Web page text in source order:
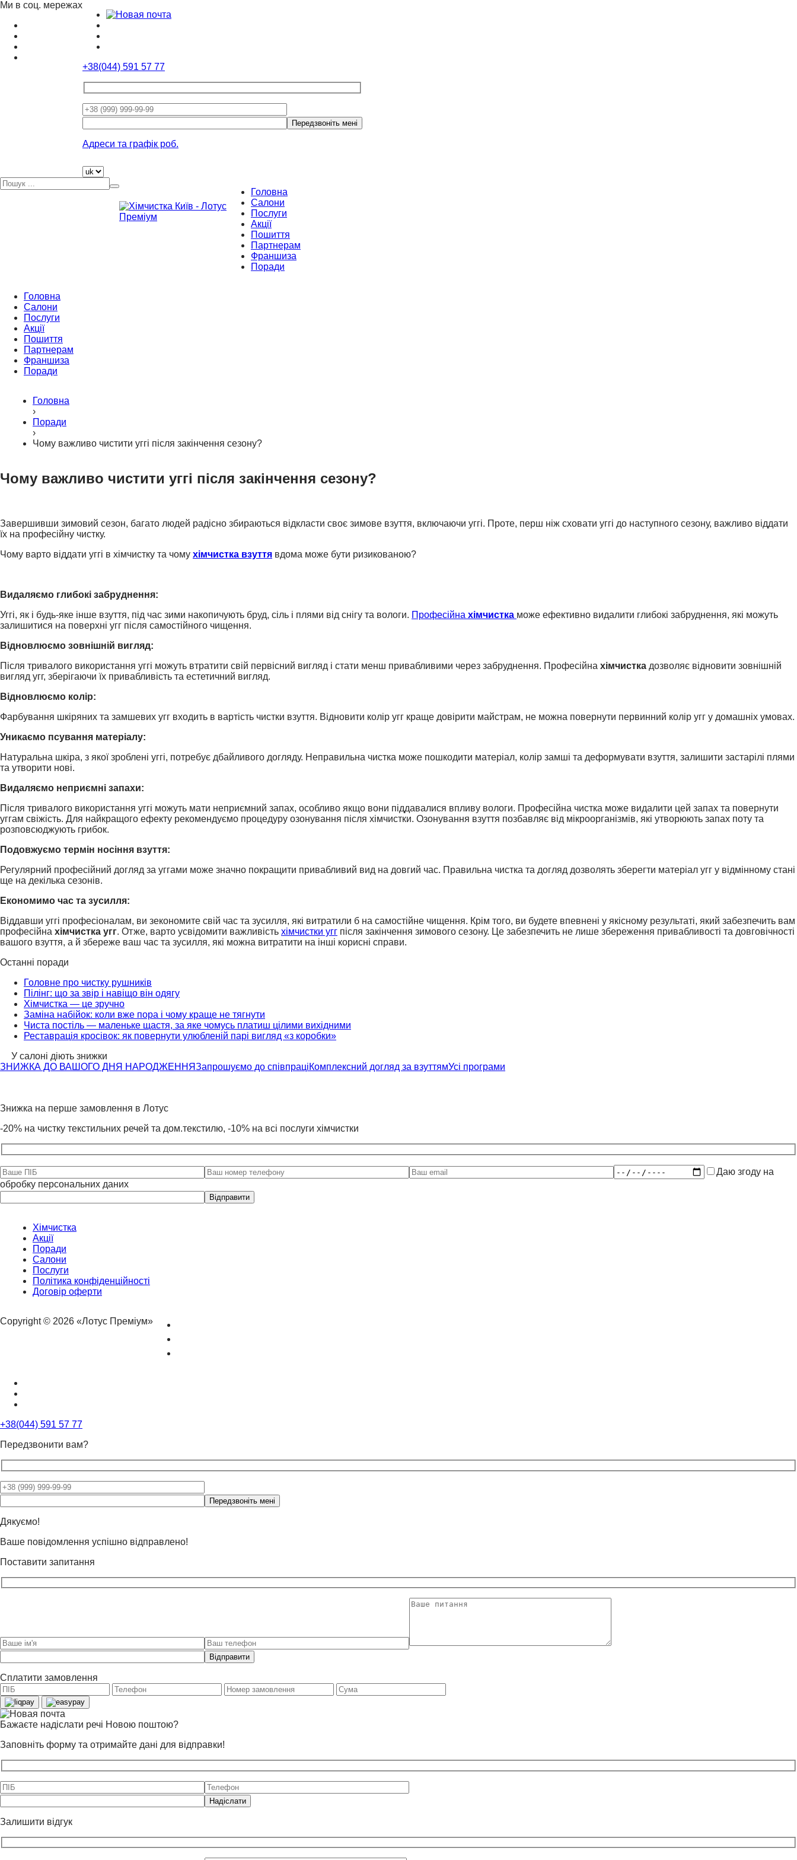
Ми в соц. мережах
+38(044) 591 57 77
leave
this
empty.
Адреси та графік роб.
Головна
Салони
Послуги
Акції
Пошиття
Партнерам
Франшиза
Поради
Головна
Салони
Послуги
Акції
Пошиття
Партнерам
Франшиза
Поради
Головна
›
Поради
›
Чому важливо чистити уггі після закінчення сезону?
Чому важливо чистити уггі після закінчення сезону?
Завершивши зимовий сезон, багато людей радісно збираються відкласти своє зимове взуття, включаючи уггі. Проте, перш ніж сховати уггі до наступного сезону, важливо віддати
їх на професійну чистку.
Чому варто віддати уггі в хімчистку та чому хімчистка взуття вдома може бути ризикованою?
Видаляємо глибокі забруднення:
Уггі, як і будь-яке інше взуття, під час зими накопичують бруд, сіль і плями від снігу та вологи. Професійна хімчистка може ефективно видалити глибокі забруднення, які можуть
залишитися на поверхні угг після самостійного чищення.
Відновлюємо зовнішній вигляд:
Після тривалого використання уггі можуть втратити свій первісний вигляд і стати менш привабливими через забруднення. Професійна хімчистка дозволяє відновити зовнішній
вигляд угг, зберігаючи їх привабливість та естетичний вигляд.
Відновлюємо колір:
Фарбування шкіряних та замшевих угг входить в вартість чистки взуття. Відновити колір угг краще довірити майстрам, не можна повернути первинний колір угг у домашніх умовах.
Уникаємо псування матеріалу:
Натуральна шкіра, з якої зроблені уггі, потребує дбайливого догляду. Неправильна чистка може пошкодити матеріал, колір замші та деформувати взуття, залишити застарілі плями
та утворити нові.
Видаляємо неприємні запахи:
Після тривалого використання уггі можуть мати неприємний запах, особливо якщо вони піддавалися впливу вологи. Професійна чистка може видалити цей запах та повернути
уггам свіжість. Для найкращого ефекту рекомендуємо процедуру озонування після хімчистки. Озонування взуття позбавляє від мікроорганізмів, які утворюють запах поту та
розповсюджують грибок.
Подовжуємо термін носіння взуття:
Регулярний професійний догляд за уггами може значно покращити привабливий вид на довгий час. Правильна чистка та догляд дозволять зберегти матеріал угг у відмінному стані
ще на декілька сезонів.
Економимо час та зусилля:
Віддавши уггі професіоналам, ви зекономите свій час та зусилля, які витратили б на самостійне чищення. Крім того, ви будете впевнені у якісному результаті, який забезпечить вам
професійна хімчистка угг. Отже, варто усвідомити важливість хімчистки угг після закінчення зимового сезону. Це забезпечить не лише збереження привабливості та довговічності
вашого взуття, а й збереже ваш час та зусилля, які можна витратити на інші корисні справи.
Останні поради
Головне про чистку рушників
Пілінг: що за звір і навіщо він одягу
Хімчистка — це зручно
Заміна набійок: коли вже пора і чому краще не тягнути
Чиста постіль — маленьке щастя, за яке чомусь платиш цілими вихідними
Реставрація кросівок: як повернути улюбленій парі вигляд «з коробки»
У салоні діють знижки
ЗНИЖКА ДО ВАШОГО ДНЯ НАРОДЖЕННЯЗапрошуємо до співпраціКомплексний догляд за взуттямУсі програми
Знижка на перше замовлення в Лотус
-20% на чистку текстильних речей та дом.текстилю, -10% на всі послуги хімчистки
Даю згоду на
обробку персональних даних
leave
empty.
Хімчистка
Акції
Поради
Салони
Послуги
Політика конфіденційності
Договір оферти
Copyright © 2026 «Лотус Преміум»
+38(044) 591 57 77
Передзвонити вам?
leave
this
empty.
Дякуємо!
Ваше повідомлення успішно відправлено!
Поставити запитання
leave
this
field
empty.
Сплатити замовлення
Бажаєте надіслати речі Новою поштою?
Заповніть форму та отримайте дані для відправки!
leave
this
Залишити відгук